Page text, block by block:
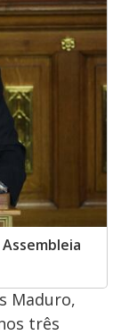
Maduro,
três